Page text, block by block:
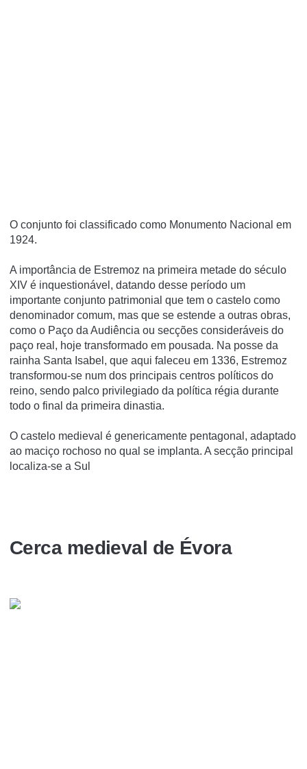
O conjunto foi classificado como Monumento Nacional em
1924.
A importância de Estremoz na primeira metade do século
XIV é inquestionável, datando desse período um
importante conjunto patrimonial que tem o castelo como
denominador comum, mas que se estende a outras obras,
como o Paço da Audiência ou secções consideráveis do
paço real, hoje transformado em pousada. Na posse da
rainha Santa Isabel, que aqui faleceu em 1336, Estremoz
transformou-se num dos principais centros políticos do
reino, sendo palco privilegiado da política régia durante
todo o final da primeira dinastia.
O castelo medieval é genericamente pentagonal, adaptado
ao maciço rochoso no qual se implanta. A secção principal
localiza-se a Sul
Cerca medieval de Évora